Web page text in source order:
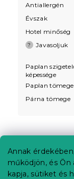
Annak
működjön, és
kapja, sütiket és
Antiallergén
Évszak
Hotel minőség
? Javasoljuk
Paplan
képessége
Paplan tömege
Párna tömege